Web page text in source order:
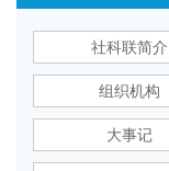
社科联简介
组织机构
大事记